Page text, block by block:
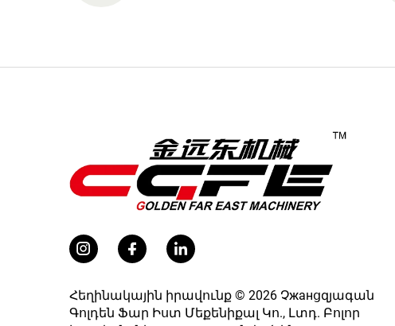
Հեղինակային իրավունք © 2026 Չжанցզյագան
Գոլդեն Ֆար Իստ Մեքենիքալ Կո., Լտդ. Բոլոր